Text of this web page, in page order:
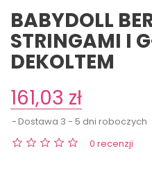
BABYDOLL
STRINGAMI I
DEKOLTEM
161,03 zł
Dostawa 3 - 5 dni roboczych
0 recenzji